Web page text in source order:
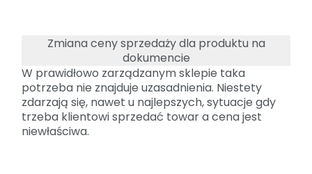
Zmiana ceny sprzedaży dla produktu na
dokumencie
W prawidłowo zarządzanym sklepie taka
potrzeba nie znajduje uzasadnienia. Niestety
zdarzają się, nawet u najlepszych, sytuacje gdy
trzeba klientowi sprzedać towar a cena jest
niewłaściwa.